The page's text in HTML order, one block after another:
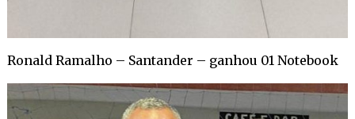
Ronald Ramalho – Santander – ganhou 01 Notebook